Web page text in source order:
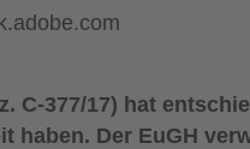
C-377/17) hat
haben. Der EuGH